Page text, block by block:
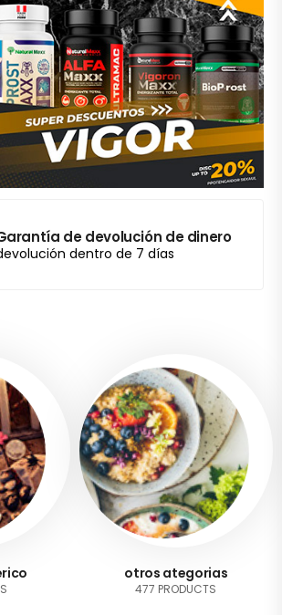
de devolución de dinero
dentro de 7 días
otros ategorias
477 PRODUCTS